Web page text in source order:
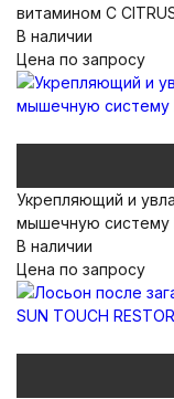
витамином С
В наличии
Цена по запросу
Укрепляющий и
мышечную систему
В наличии
Цена по запросу